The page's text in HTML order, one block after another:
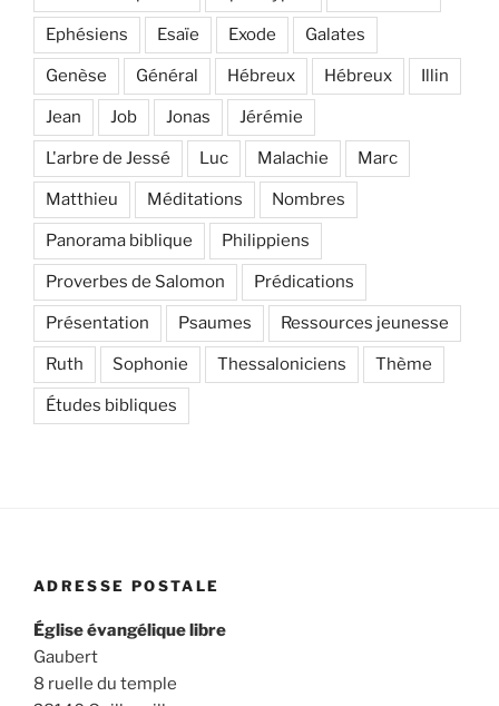
Ephésiens Esaïe Exode Galates
Genèse Général Hébreux Hébreux Illin
Jean Job Jonas Jérémie
L'arbre de Jessé Luc Malachie Marc
Matthieu Méditations Nombres
Panorama biblique Philippiens
Proverbes de Salomon Prédications
Présentation Psaumes Ressources jeunesse
Ruth Sophonie Thessaloniciens Thème
Études bibliques
ADRESSE POSTALE
Église évangélique libre
Gaubert
8 ruelle du temple